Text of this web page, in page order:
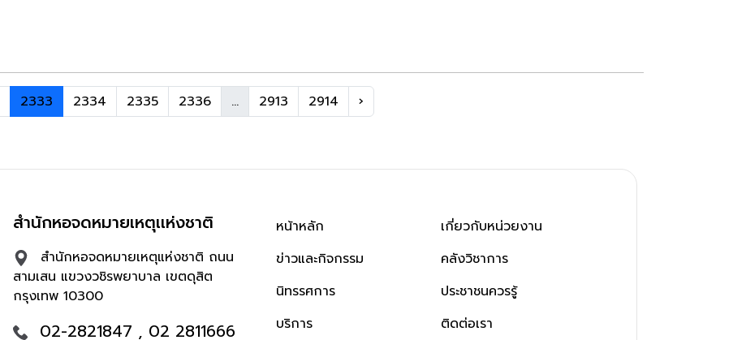
2333 2334 2335 2336 ... 2913 2914 ›
สำนักหอจดหมายเหตุเเห่งชาติ
สำนักหอจดหมายเหตุแห่งชาติ ถนน
สามเสน แขวงวชิรพยาบาล เขตดุสิต
กรุงเทพ 10300
02-2821847 , 02 2811666
หน้าหลัก
ข่าวและกิจกรรม
นิทรรศการ
บริการ
เกี่ยวกับหน่วยงาน
คลังวิชาการ
ประชาชนควรรู้
ติดต่อเรา